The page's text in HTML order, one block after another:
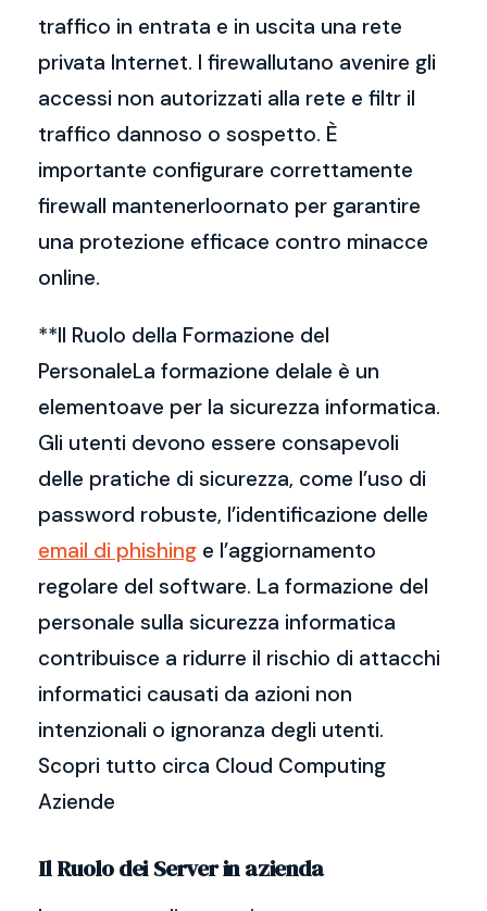
traffico in entrata e in uscita una rete
privata Internet. I firewallutano avenire gli
accessi non autorizzati alla rete e filtr il
traffico dannoso o sospetto. È
importante configurare correttamente
firewall mantenerloornato per garantire
una protezione efficace contro minacce
online.
**Il Ruolo della Formazione del
PersonaleLa formazione delale è un
elementoave per la sicurezza informatica.
Gli utenti devono essere consapevoli
delle pratiche di sicurezza, come l’uso di
password robuste, l’identificazione delle
email di phishing e l’aggiornamento
regolare del software. La formazione del
personale sulla sicurezza informatica
contribuisce a ridurre il rischio di attacchi
informatici causati da azioni non
intenzionali o ignoranza degli utenti.
Scopri tutto circa Cloud Computing
Aziende
Il Ruolo dei Server in azienda